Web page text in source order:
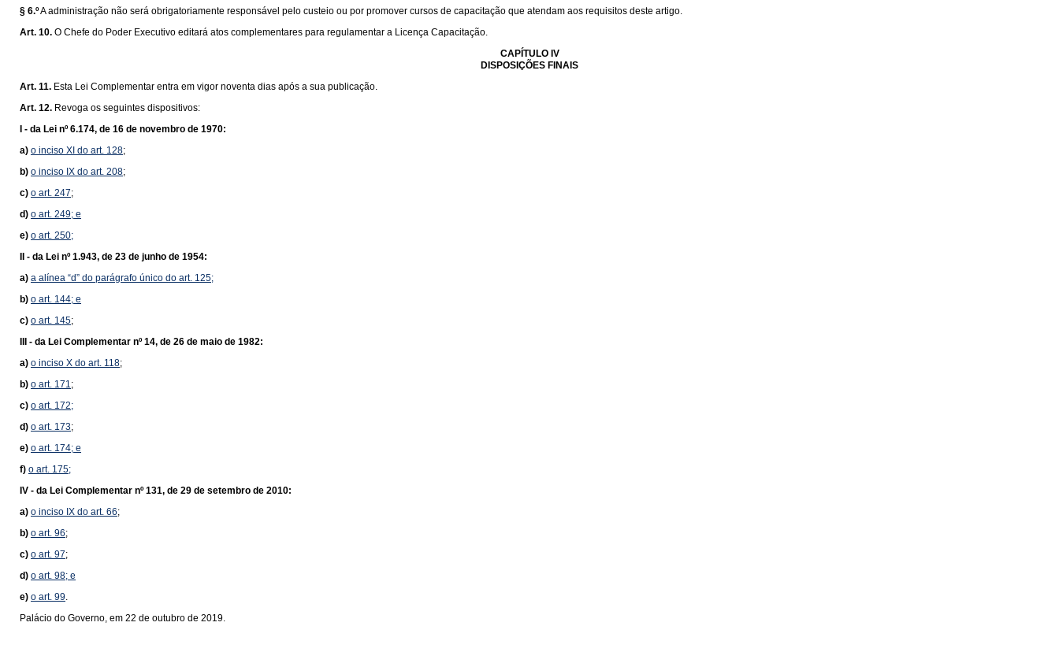
§ 6.ºA administração não será obrigatoriamente responsável pelo custeio ou por promover cursos de capacitação que atendam aos requisitos deste artigo.
Art. 10. O Chefe do Poder Executivo editará atos complementares para regulamentar a Licença Capacitação.
CAPÍTULO IV
DISPOSIÇÕES FINAIS
Art. 11. Esta Lei Complementar entra em vigor noventa dias após a sua publicação.
Art. 12. Revoga os seguintes dispositivos:
I - da Lei nº 6.174, de 16 de novembro de 1970:
a) o inciso XI do art. 128;
b) o inciso IX do art. 208;
c) o art. 247;
d) o art. 249; e
e) o art. 250;
II - da Lei nº 1.943, de 23 de junho de 1954:
a) a alínea “d” do parágrafo único do art. 125;
b) o art. 144; e
c) o art. 145;
III - da Lei Complementar nº 14, de 26 de maio de 1982:
a) o inciso X do art. 118;
b) o art. 171;
c) o art. 172;
d) o art. 173;
e) o art. 174; e
f) o art. 175;
IV - da Lei Complementar nº 131, de 29 de setembro de 2010:
a) o inciso IX do art. 66;
b) o art. 96;
c) o art. 97;
d) o art. 98; e
e) o art. 99.
Palácio do Governo, em 22 de outubro de 2019.